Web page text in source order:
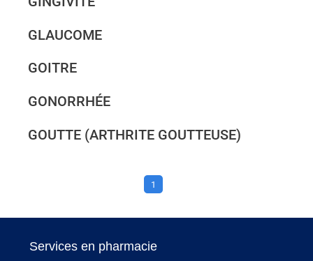
GLAUCOME
GOITRE
GONORRHÉE
GOUTTE (ARTHRITE GOUTTEUSE)
1
Services en pharmacie